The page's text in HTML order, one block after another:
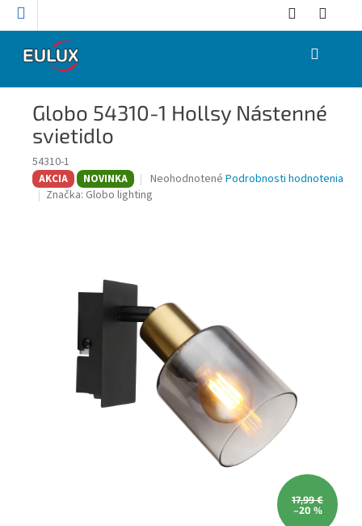
Prejsť
NÁKUPNÝ
Globo 54310-1 Hollsy Nástenné
svietidlo
54310-1
AKCIA NOVINKA
Priemerné
hodnotenie
Neohodnotené Podrobnosti hodnotenia
Značka: Globo lighting
17,99 €
–20 %